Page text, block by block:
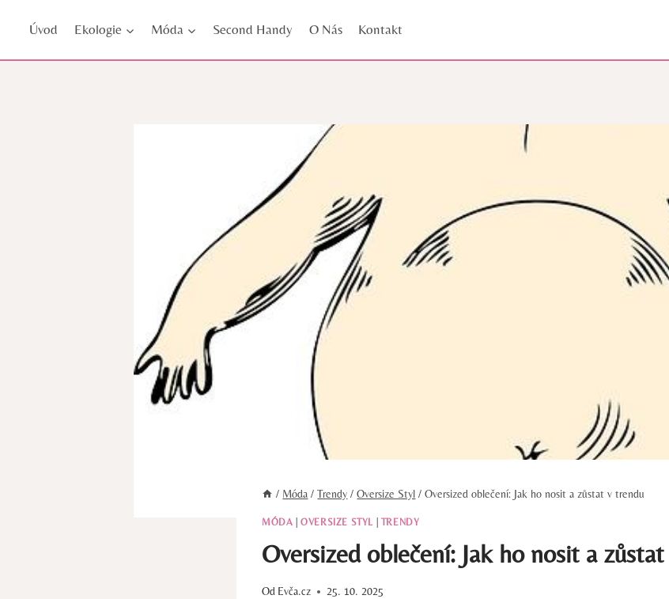
Úvod Ekologie Móda Second Handy O Nás Kontakt
/ Móda / Trendy / Oversize Styl / Oversized oblečení: Jak ho nosit a zůstat v trendu
MÓDA |OVERSIZE STYL TRENDY
Oversized oblečení: Jak ho nosit a
Od Evča.cz 25. 10. 2025